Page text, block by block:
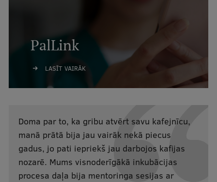
PalLink
LASĪT VAIRĀK
Doma par to, ka gribu atvērt savu kafejnīcu,
manā prātā bija jau vairāk nekā piecus
gadus, jo pati iepriekš jau darbojos kafijas
nozarē. Mums visnoderīgākā inkubācijas
procesa daļa bija mentoringa sesijas ar